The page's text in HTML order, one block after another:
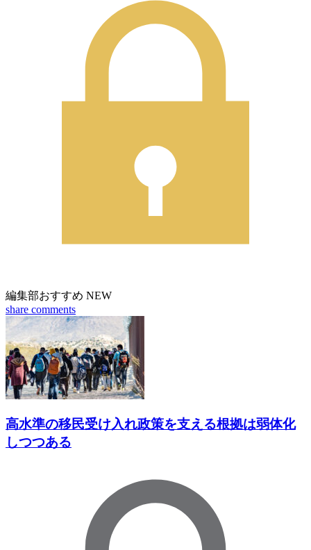
編集部おすすめ NEW
share comments
高水準の移民受け入れ政策を支える根拠は弱体化
しつつある